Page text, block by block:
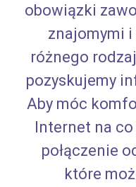
obowiązki
znajomymi
różnego
pozyskujemy
Aby móc
Internet na
połączenie
które